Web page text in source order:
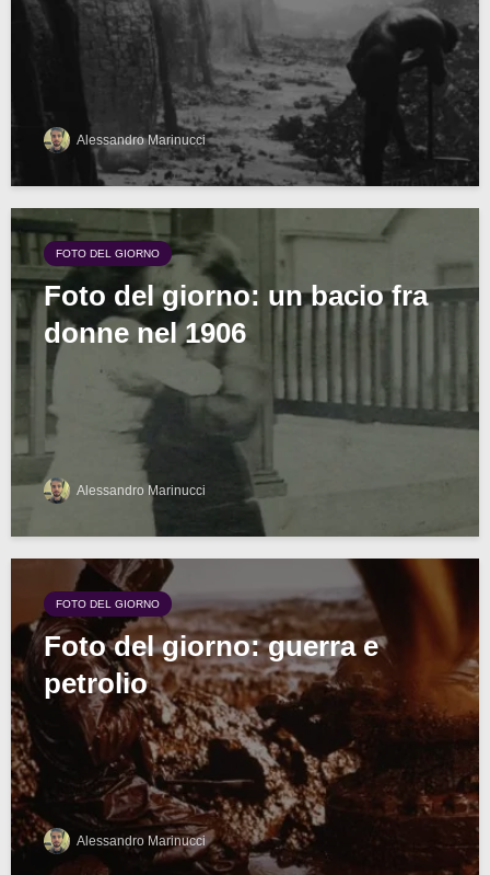
Alessandro Marinucci
FOTO DEL GIORNO
Foto del giorno: un bacio fra
donne nel 1906
Alessandro Marinucci
FOTO DEL GIORNO
Foto del giorno: guerra e
petrolio
Alessandro Marinucci